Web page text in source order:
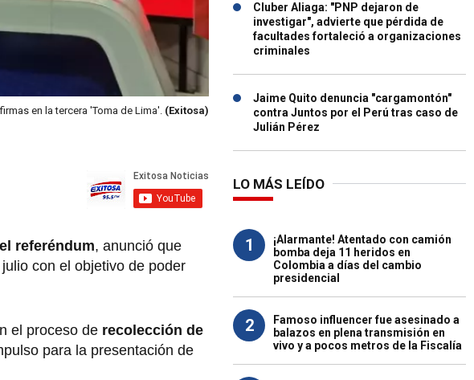
en la tercera 'Toma de Lima'. (Exitosa)
referéndum, anunció que
con el objetivo de poder
el proceso de recolección de
para la presentación de
Cluber Aliaga: "PNP dejaron de
investigar", advierte que pérdida de
facultades fortaleció a organizaciones
criminales
Jaime Quito denuncia "cargamontón"
contra Juntos por el Perú tras caso de
Julián Pérez
LO MÁS LEÍDO
1
¡Alarmante! Atentado con camión
bomba deja 11 heridos en
Colombia a días del cambio
presidencial
2
Famoso influencer fue asesinado a
balazos en plena transmisión en
vivo y a pocos metros de la Fiscalía